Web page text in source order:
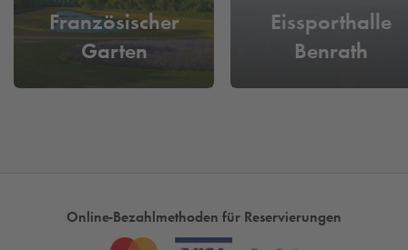
ideale Wahl für deinen Besuch bei YOMARO.
Französischer
Garten
Eissporthalle
Benrath
Online-Bezahlmethoden für Reservierungen